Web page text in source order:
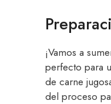
¡Vamos a
perfecto para
de carne
del proceso